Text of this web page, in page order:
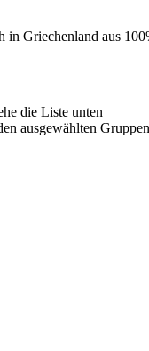
in Griechenland aus
die Liste unten
ausgewählten